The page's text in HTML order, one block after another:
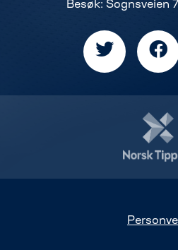
Besøk: Sognsveien